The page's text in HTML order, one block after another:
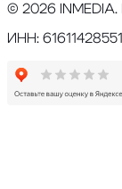
© 2026
ИНН: